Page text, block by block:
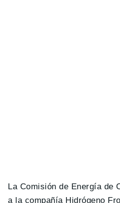
La Comisión de Energía de
a la compañía Hidrógeno